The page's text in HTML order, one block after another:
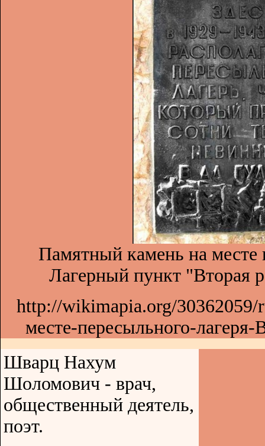
Памятный камень на месте
Лагерный пункт "Вторая
http://wikimapia.org/
месте-пересыльного-
Шварц Нахум
Шоломович - врач,
общественный деятель,
поэт.